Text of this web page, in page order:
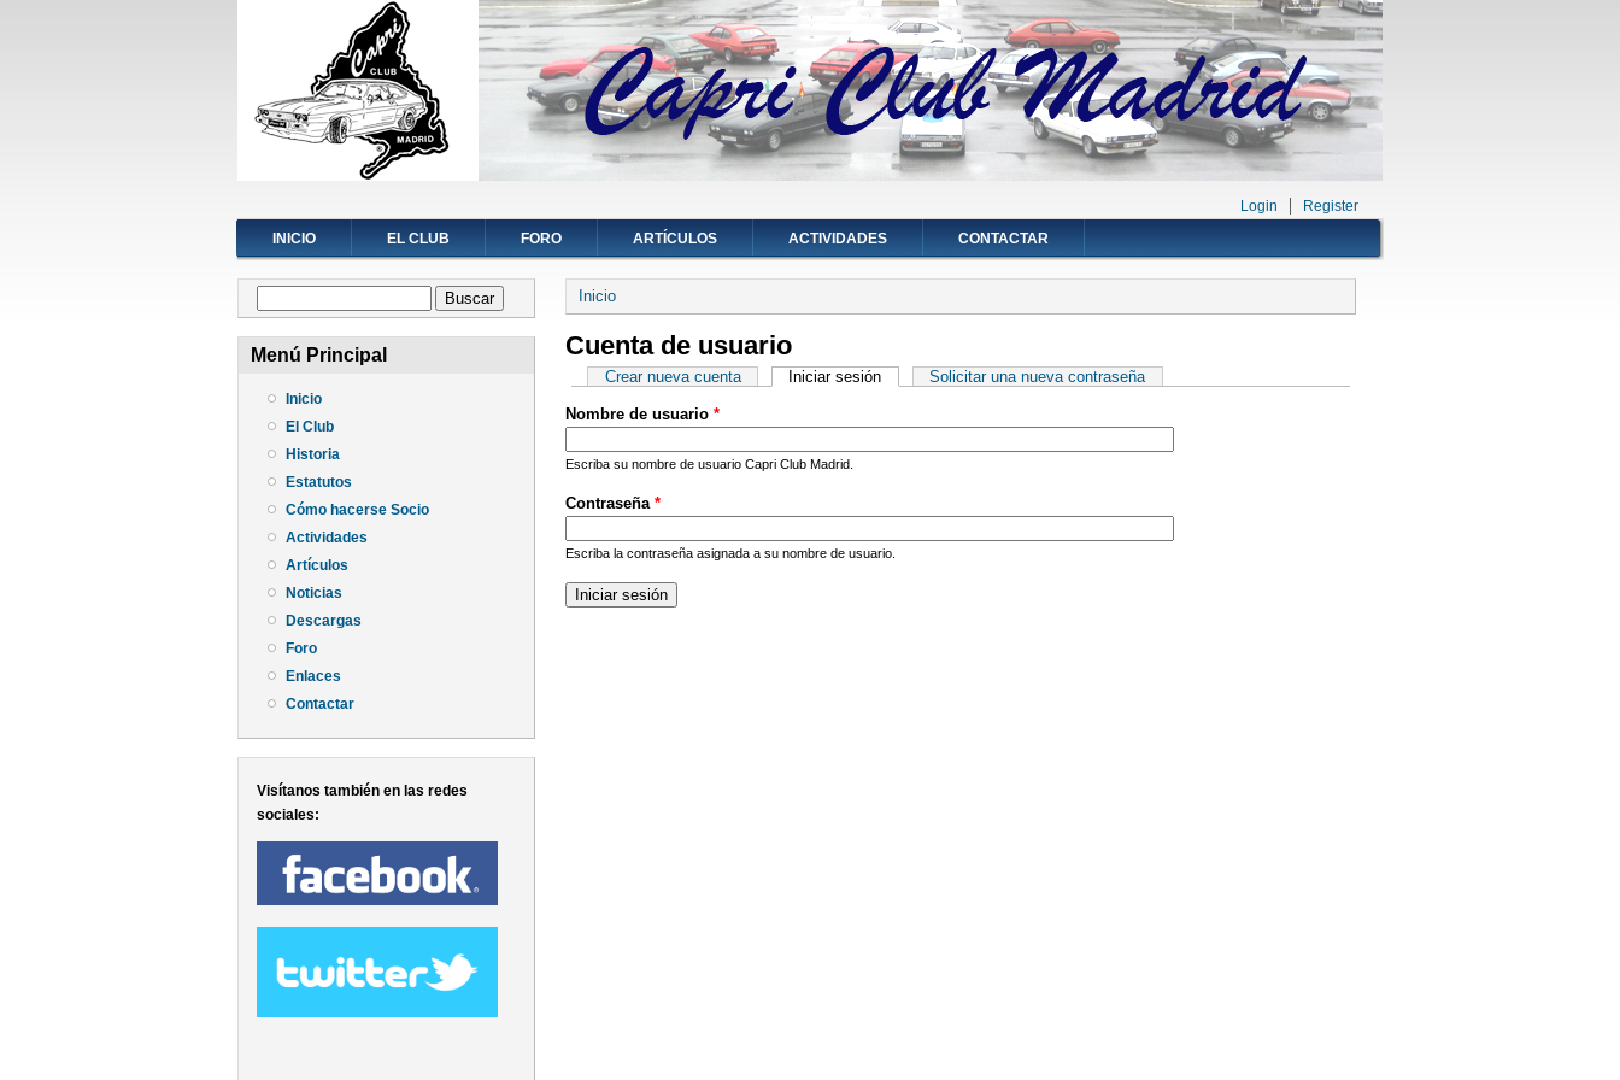
Login
Register
INICIO
EL CLUB FORO ARTÍCULOS ACTIVIDADES CONTACTAR
Formulario de búsqueda
Menú Principal
Inicio
El Club
Historia
Estatutos
Cómo hacerse Socio
Actividades
Artículos
Noticias
Descargas
Foro
Enlaces
Contactar
Visítanos también en las redes
sociales:
Se encuentra usted aquí
Inicio
Cuenta de usuario
Solapas principales
Crear nueva cuenta Iniciar sesión (solapa activa)
Solicitar una nueva contraseña
Nombre de usuario *
Escriba su nombre de usuario Capri Club Madrid.
Contraseña *
Escriba la contraseña asignada a su nombre de usuario.